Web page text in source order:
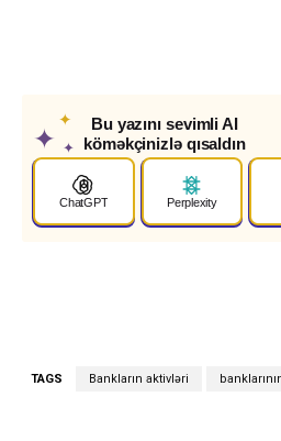
✦
✦
✦
Bu yazını sevimli AI
köməkçinizlə qısaldın
ChatGPT Perplexity
TAGS Bankların aktivləri